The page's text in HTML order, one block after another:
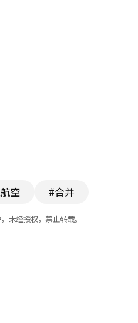
空 #合并
未经授权，禁止转载。